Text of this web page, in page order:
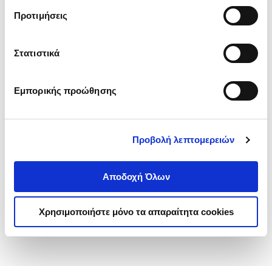
Προτιμήσεις
Στατιστικά
Εμπορικής προώθησης
Προβολή λεπτομερειών
Αποδοχή Όλων
Χρησιμοποιήστε μόνο τα απαραίτητα cookies